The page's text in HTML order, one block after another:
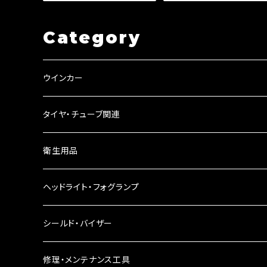
アメリカン 小物入れ 工具入 /
ドラッグスター/バルカン/ステ
Category
ウインカー
ウインカーリレー
ウインカーレンズ
LEDウインカー
電球型ウインカー
バードゲージウインカー
タイヤ・チューブ関連
衛生用品
ヘッドライト・フォグランプ
ヘッドライト
フォグランプ
シールド・バイザー
修理・メンテナンス工具